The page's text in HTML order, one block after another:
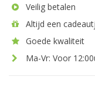
Veilig betalen
Altijd een
Goede kwaliteit
Ma-Vr: Voor